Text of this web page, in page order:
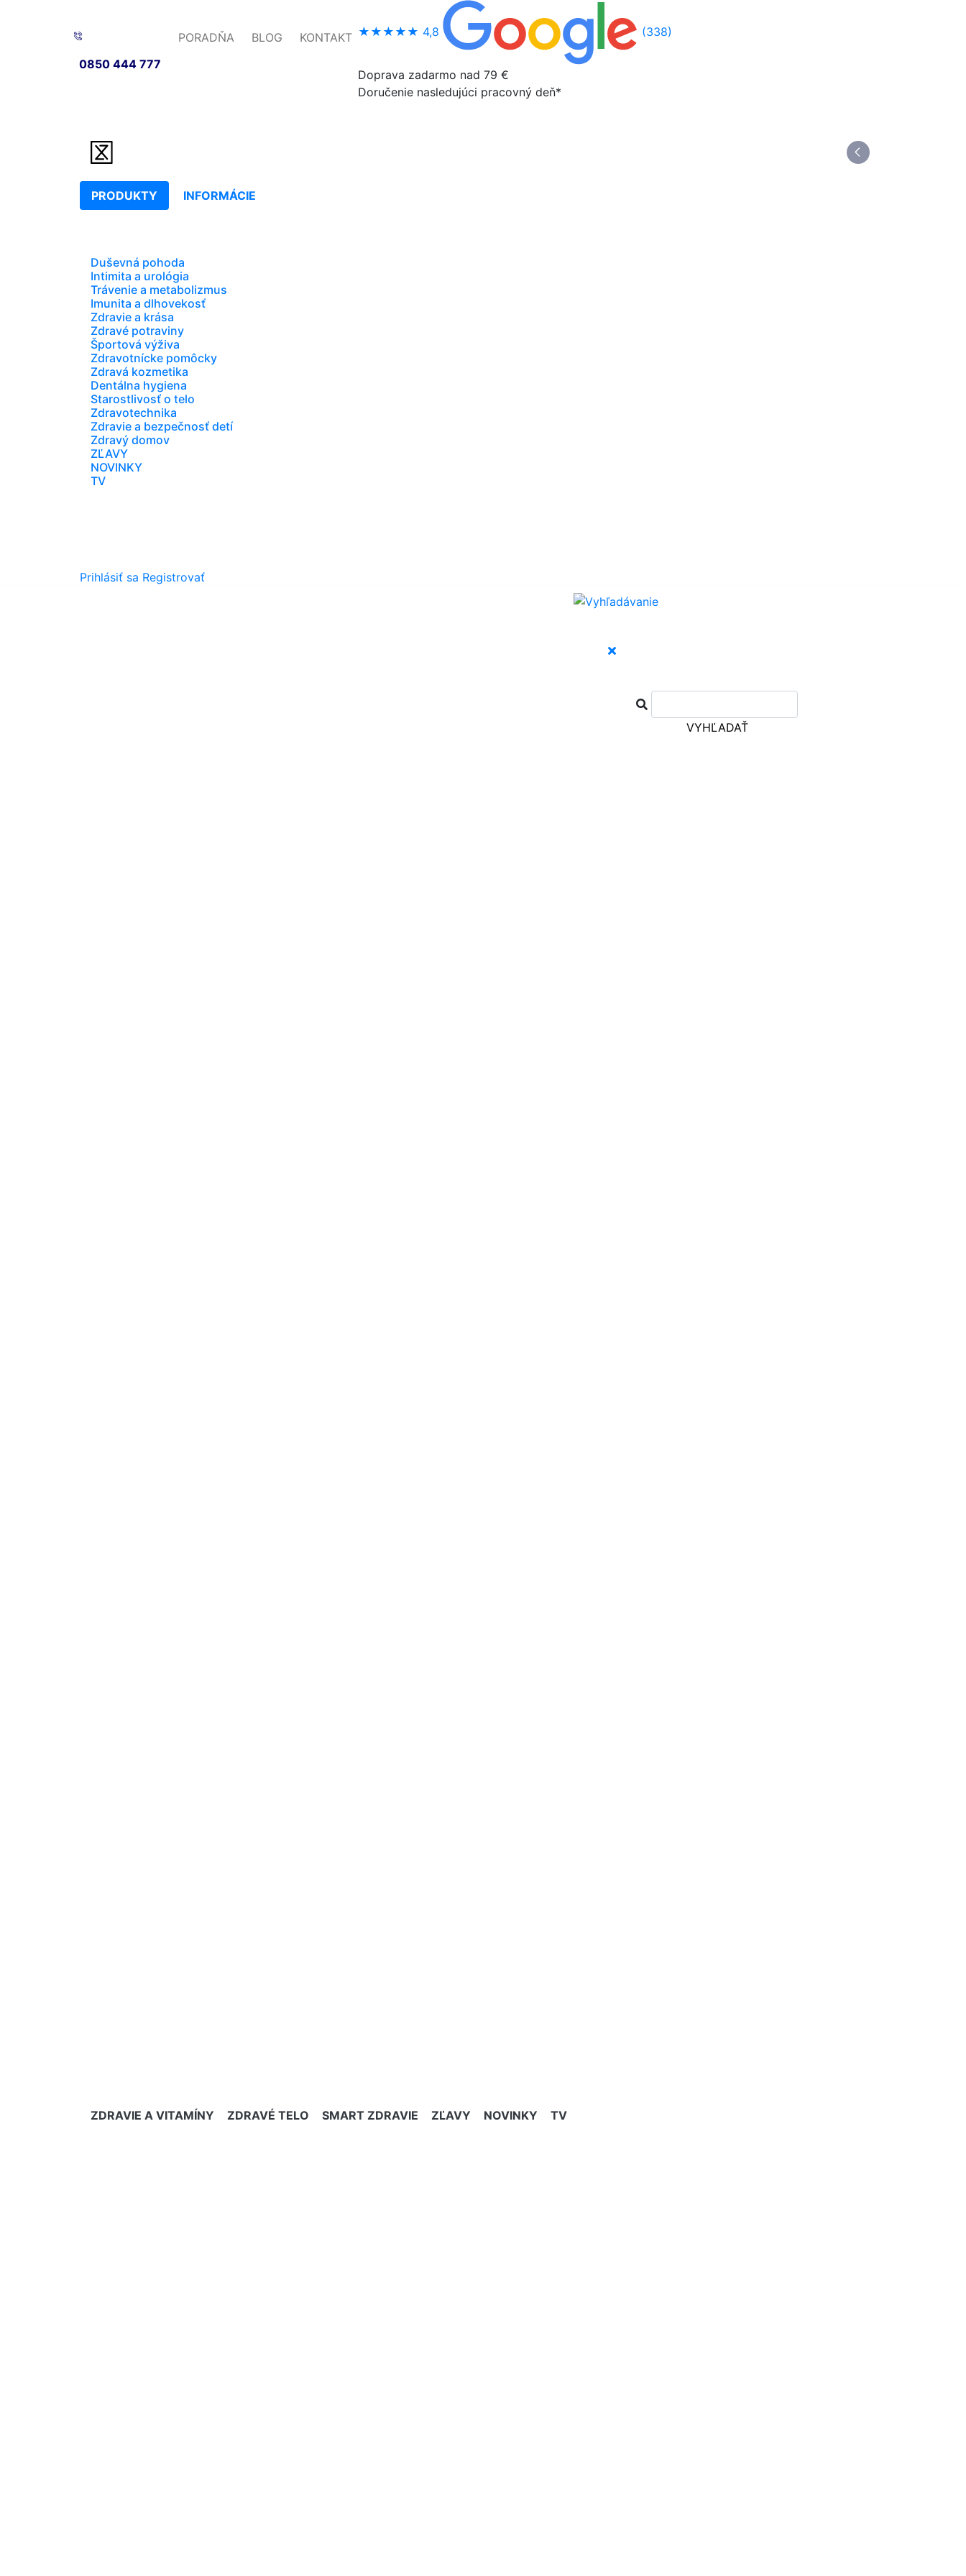
0850 444 777
PORADŇA BLOG KONTAKT ★★★★★ 4,8 (338)
Doprava zadarmo nad 79 €
Doručenie nasledujúci pracovný deň*
PRODUKTY INFORMÁCIE
Duševná pohoda
Intimita a urológia
Trávenie a metabolizmus
Imunita a dlhovekosť
Zdravie a krása
Zdravé potraviny
Športová výživa
Zdravotnícke pomôcky
Zdravá kozmetika
Dentálna hygiena
Starostlivosť o telo
Zdravotechnika
Zdravie a bezpečnosť detí
Zdravý domov
ZĽAVY
NOVINKY
TV
Prihlásiť sa Registrovať
ZDRAVIE A VITAMÍNY ZDRAVÉ TELO SMART ZDRAVIE ZĽAVY NOVINKY TV
VYHĽADAŤ